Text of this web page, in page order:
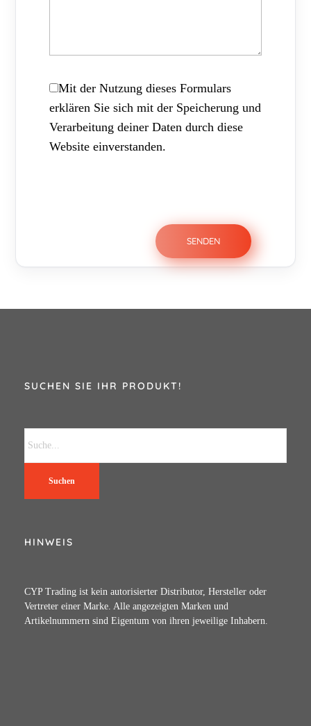
Mit der Nutzung dieses Formulars
erklären Sie sich mit der Speicherung und
Verarbeitung deiner Daten durch diese
Website einverstanden.
SUCHEN SIE IHR PRODUKT!
Suchen
HINWEIS
CYP Trading ist kein autorisierter Distributor, Hersteller oder
Vertreter einer Marke. Alle angezeigten Marken und
Artikelnummern sind Eigentum von ihren jeweilige Inhabern.